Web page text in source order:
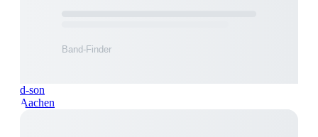
d-son
Aachen